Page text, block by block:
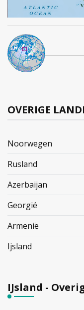
OVERIGE
Noorwegen
Rusland
Azerbaijan
Georgië
Armenië
Ijsland
IJsland -